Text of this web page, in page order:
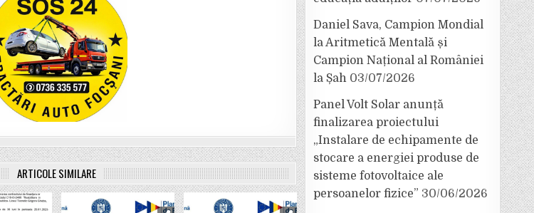
ARTICOLE SIMILARE
Daniel Sava, Campion Mondial
la Aritmetică Mentală și
Campion Național al României
la Șah 03/07/2026
Panel Volt Solar anunță
finalizarea proiectului
„Instalare de echipamente de
stocare a energiei produse de
sisteme fotovoltaice ale
persoanelor fizice” 30/06/2026